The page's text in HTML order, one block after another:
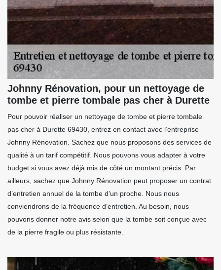
Johnny Rénovation, pour un nettoyage de
tombe et pierre tombale pas cher à Durette
Pour pouvoir réaliser un nettoyage de tombe et pierre tombale
pas cher à Durette 69430, entrez en contact avec l’entreprise
Johnny Rénovation. Sachez que nous proposons des services de
qualité à un tarif compétitif. Nous pouvons vous adapter à votre
budget si vous avez déjà mis de côté un montant précis. Par
ailleurs, sachez que Johnny Rénovation peut proposer un contrat
d’entretien annuel de la tombe d’un proche. Nous nous
conviendrons de la fréquence d’entretien. Au besoin, nous
pouvons donner notre avis selon que la tombe soit conçue avec
de la pierre fragile ou plus résistante.